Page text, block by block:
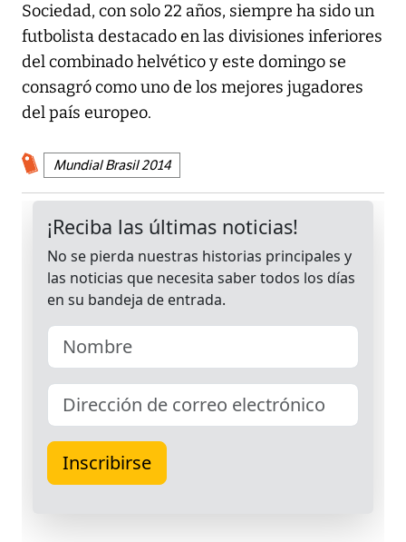
Sociedad, con solo 22 años, siempre ha sido un
futbolista destacado en las divisiones inferiores
del combinado helvético y este domingo se
consagró como uno de los mejores jugadores
del país europeo.
Mundial Brasil 2014